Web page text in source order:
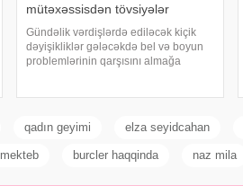
mütəxəssisdən tövsiyələr
Gündəlik vərdişlərdə ediləcək kiçik
dəyişikliklər gələcəkdə bel və boyun
problemlərinin qarşısını almağa
qadın geyimi elza seyidcahan
mekteb burcler haqqinda naz mila